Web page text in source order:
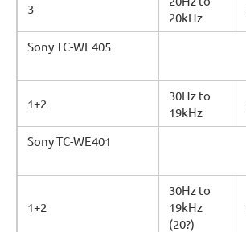
3
20kHz
Sony TC-WE405
1+2
30Hz to
19kHz
Sony TC-WE401
1+2
30Hz to
19kHz
(20?)